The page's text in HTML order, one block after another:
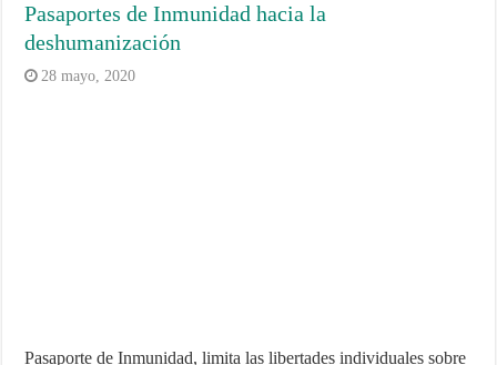
Pasaportes de Inmunidad hacia la
deshumanización
28 mayo, 2020
Pasaporte de Inmunidad, limita las libertades individuales sobre